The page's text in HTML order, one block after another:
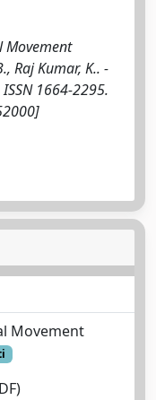
Movement
Raj Kumar, K.. -
ISSN 1664-2295.
Movement